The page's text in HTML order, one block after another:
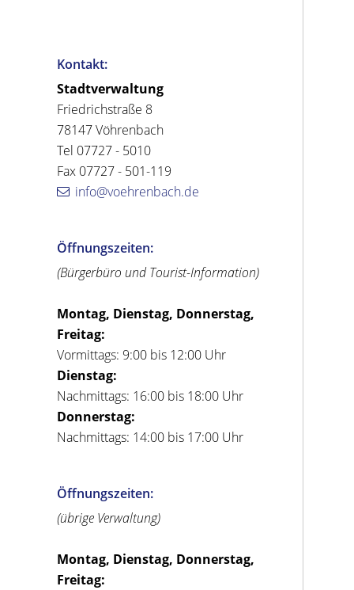
Kontakt:
Stadtverwaltung
Friedrichstraße 8
78147 Vöhrenbach
Tel 07727 - 5010
Fax 07727 - 501-119
info@voehrenbach.de
Öffnungszeiten:
(Bürgerbüro und Tourist-Information)
Montag, Dienstag, Donnerstag,
Freitag:
Vormittags: 9:00 bis 12:00 Uhr
Dienstag:
Nachmittags: 16:00 bis 18:00 Uhr
Donnerstag:
Nachmittags: 14:00 bis 17:00 Uhr
Öffnungszeiten:
(übrige Verwaltung)
Montag, Dienstag, Donnerstag,
Freitag: